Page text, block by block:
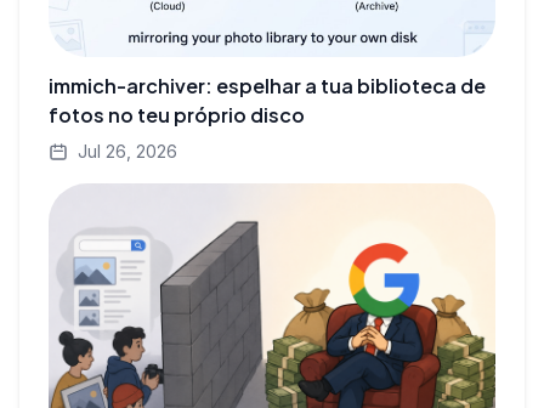
immich-archiver: espelhar a tua biblioteca de
fotos no teu próprio disco
Jul 26, 2026